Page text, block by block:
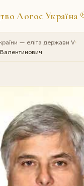
Логос Україна
— еліта держави V›